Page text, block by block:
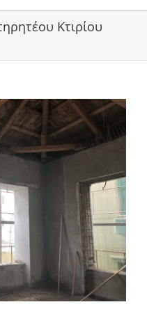
Κτιρίου